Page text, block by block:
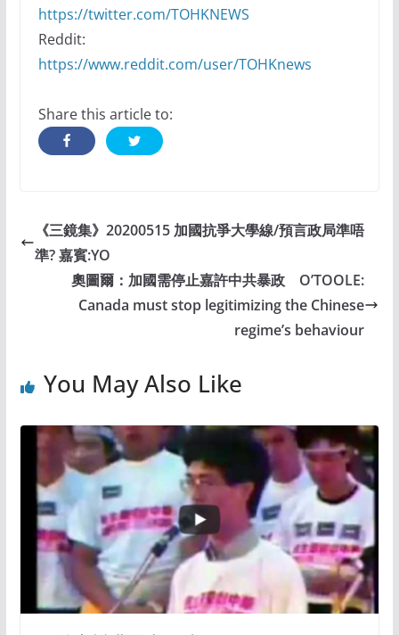
https://twitter.com/TOHKNEWS
Reddit:
https://www.reddit.com/user/TOHKnews
Share this article to:
《三鏡集》20200515 加國抗爭大學線/預言政局準唔
準? 嘉賓:YO
奧圖爾：加國需停止嘉許中共暴政 O’TOOLE:
Canada must stop legitimizing the Chinese
regime’s behaviour
You May Also Like